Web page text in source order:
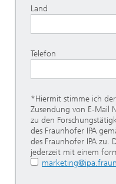
Land
Telefon
*Hiermit stimme ich
Zusendung von E-Mail
zu den
des Fraunhofer IPA
des Fraunhofer IPA zu.
jederzeit mit einem